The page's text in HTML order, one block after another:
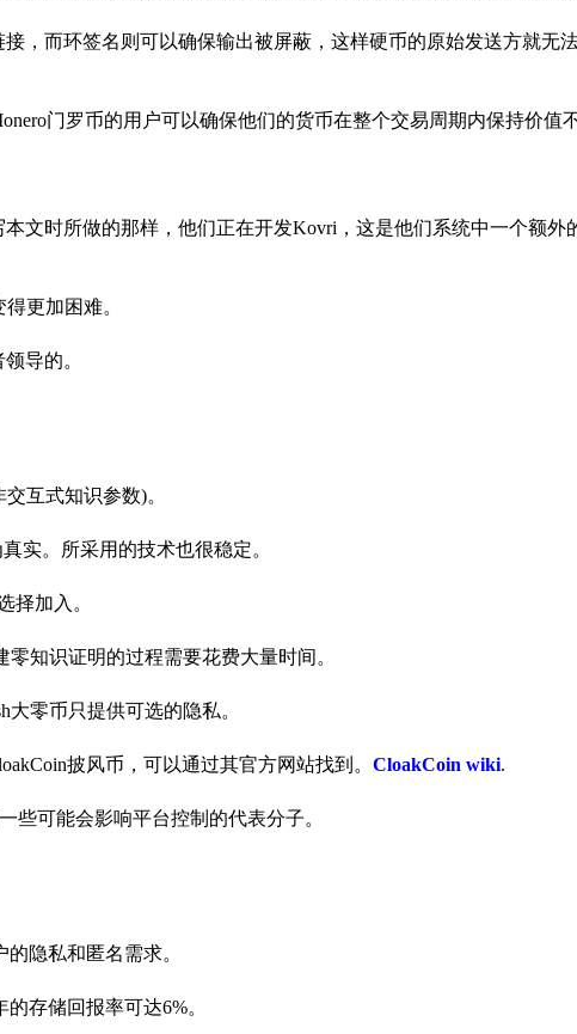
，而环签名则可以确保输出被屏蔽，这样硬币的原始发送方就无
门罗币的用户可以确保他们的货币在整个交易周期内保持价值
文时所做的那样，他们正在开发Kovri，这是他们系统中一个额外
更加困难。
导的。
互式知识参数)。
实。所采用的技术也很稳定。
择加入。
知识证明的过程需要花费大量时间。
零币只提供可选的隐私。
披风币，可以通过其官方网站找到。 CloakCoin wiki.
些可能会影响平台控制的代表分子。
隐私和匿名需求。
存储回报率可达6%。